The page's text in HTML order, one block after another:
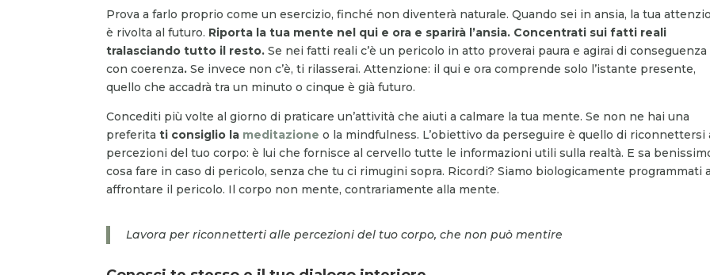
Prova a farlo proprio come un esercizio, finché non diventerà naturale. Quando sei in ansia, la tua
è rivolta al futuro. Riporta la tua mente nel qui e ora e sparirà l’ansia. Concentrati sui fatti reali
tralasciando tutto il resto.Se nei fatti reali c’è un pericolo in atto proverai paura e agirai di conseguenza
con coerenza. Se invece non c’è, ti rilasserai. Attenzione: il qui e ora comprende solo l’istante presente,
quello che accadrà tra un minuto o cinque è già futuro.
Concediti più volte al giorno di praticare un’attività che aiuti a calmare la tua mente. Se non ne hai una
preferitati consiglio la meditazione o la mindfulness. L’obiettivo da perseguire è quello di riconnettersi
percezioni del tuo corpo: è lui che fornisce al cervello tutte le informazioni utili sulla realtà. E sa
cosa fare in caso di pericolo, senza che tu ci rimugini sopra. Ricordi? Siamo biologicamente programmati
affrontare il pericolo. Il corpo non mente, contrariamente alla mente.
Lavora per riconnetterti alle percezioni del tuo corpo, che non può mentire